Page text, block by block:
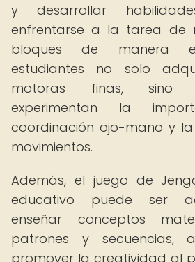
y desarrollar
enfrentarse a la tarea de
bloques de manera
estudiantes no solo
motoras finas, sino
experimentan la
coordinación ojo-mano y la
movimientos.
Además, el juego de
educativo puede ser
enseñar conceptos
patrones y secuencias,
promover la creatividad al